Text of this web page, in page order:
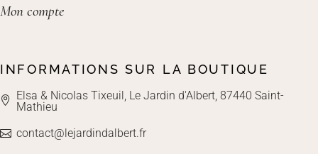
Mon compte
INFORMATIONS SUR LA BOUTIQUE
Elsa & Nicolas Tixeuil, Le Jardin d'Albert, 87440 Saint-
Mathieu
contact@lejardindalbert.fr